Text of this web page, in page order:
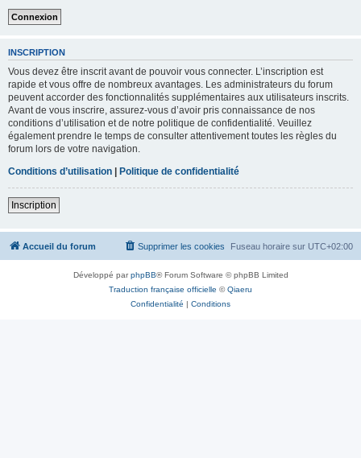
INSCRIPTION
Vous devez être inscrit avant de pouvoir vous connecter. L’inscription est
rapide et vous offre de nombreux avantages. Les administrateurs du forum
peuvent accorder des fonctionnalités supplémentaires aux utilisateurs inscrits.
Avant de vous inscrire, assurez-vous d’avoir pris connaissance de nos
conditions d’utilisation et de notre politique de confidentialité. Veuillez
également prendre le temps de consulter attentivement toutes les règles du
forum lors de votre navigation.
Conditions d’utilisation | Politique de confidentialité
Inscription
Accueil du forum Fuseau horaire sur UTC+02:00
Supprimer les cookies
Développé parphpBB® Forum Software © phpBB Limited
Traduction française officielle ©Qiaeru
Confidentialité | Conditions